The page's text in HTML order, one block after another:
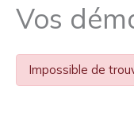
Vos
Impossible de